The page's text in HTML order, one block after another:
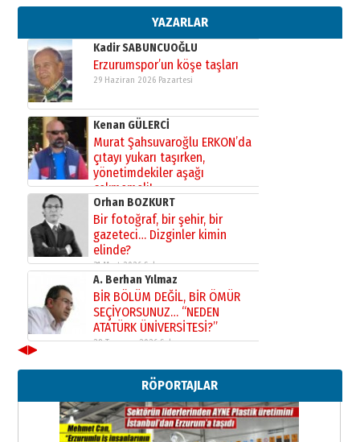
YAZARLAR
02 Ağustos 2026 Pazar
Kadir SABUNCUOĞLU
Erzurumspor’un köşe taşları
29 Haziran 2026 Pazartesi
Kenan GÜLERCİ
Murat Şahsuvaroğlu ERKON’da
çıtayı yukarı taşırken,
yönetimdekiler aşağı
çekmemeli!
17 Şubat 2026 SalıOrhan BOZKURT
Bir fotoğraf, bir şehir, bir
gazeteci… Dizginler kimin
elinde?
31 Mart 2026 Salı
A. Berhan Yılmaz
BİR BÖLÜM DEĞİL, BİR ÖMÜR
SEÇİYORSUNUZ… “NEDEN
ATATÜRK ÜNİVERSİTESİ?”
28 Temmuz 2026 Salı
Ahmed Yesevi’den bir Alperen…
”Reisimiz” idi… Hakka yürüdü.!
26 Mart 2026 Perşembe
Cem Bakırcı
◀▶
RÖPORTAJLAR